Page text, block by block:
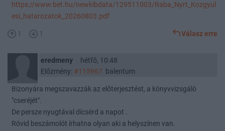
https://www.bet.hu/newkibdata/129511003/Raba_Nyrt_Kozgyul
esi_hatarozatok_20260803.pdf
1 1 Válasz erre
eredmeny
hétfő, 10:48
Előzmény: #115967 balentum
Bizonyára megszavazzák az előterjesztést, a könyvvizsgáló
"cseréjét".
De persze nyugtával dícsérd a napot .
Rövid beszámolót írhatna olyan aki a helyszínen van.